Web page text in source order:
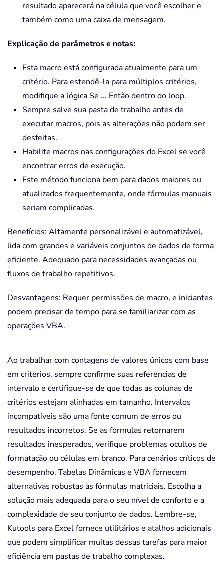
resultado aparecerá na célula que você escolher e
também como uma caixa de mensagem.
Explicação de parâmetros e notas:
Esta macro está configurada atualmente para um
critério. Para estendê-la para múltiplos critérios,
modifique a lógica Se ... Então dentro do loop.
Sempre salve sua pasta de trabalho antes de
executar macros, pois as alterações não podem ser
desfeitas.
Habilite macros nas configurações do Excel se você
encontrar erros de execução.
Este método funciona bem para dados maiores ou
atualizados frequentemente, onde fórmulas manuais
seriam complicadas.
Benefícios: Altamente personalizável e automatizável,
lida com grandes e variáveis conjuntos de dados de forma
eficiente. Adequado para necessidades avançadas ou
fluxos de trabalho repetitivos.
Desvantagens: Requer permissões de macro, e iniciantes
podem precisar de tempo para se familiarizar com as
operações VBA.
Ao trabalhar com contagens de valores únicos com base
em critérios, sempre confirme suas referências de
intervalo e certifique-se de que todas as colunas de
critérios estejam alinhadas em tamanho. Intervalos
incompatíveis são uma fonte comum de erros ou
resultados incorretos. Se as fórmulas retornarem
resultados inesperados, verifique problemas ocultos de
formatação ou células em branco. Para cenários críticos de
desempenho, Tabelas Dinâmicas e VBA fornecem
alternativas robustas às fórmulas matriciais. Escolha a
solução mais adequada para o seu nível de conforto e a
complexidade de seu conjunto de dados. Lembre-se,
Kutools para Excel fornece utilitários e atalhos adicionais
que podem simplificar muitas dessas tarefas para maior
eficiência em pastas de trabalho complexas.